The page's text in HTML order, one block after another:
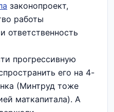
законопроект,
работы
ответственность
прогрессивную
его на 4-
(Минтруд тоже
маткапитала). А